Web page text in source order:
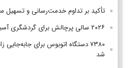
تأکید بر تداوم خدمت‌رسانی و تسهیل
۲۰۲۶ سالی پرچالش برای گردشگری آسیا
۷۳۸۰ دستگاه اتوبوس برای جابه‌جایی
شد